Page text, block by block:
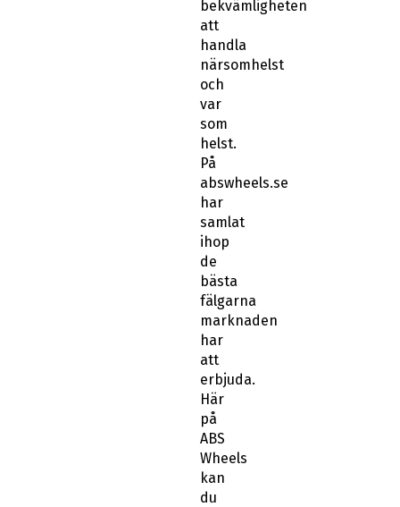
bekvämligheten
att
handla
närsomhelst
och
var
som
helst.
På
abswheels.se
har
samlat
ihop
de
bästa
fälgarna
marknaden
har
att
erbjuda.
Här
på
ABS
Wheels
kan
du